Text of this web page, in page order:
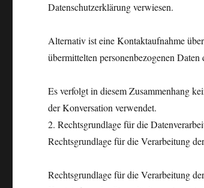
Datenschutzerklärung verwiesen.
Alternativ ist eine Kontaktaufnahme
übermittelten personenbezogenen Daten
Es verfolgt in diesem Zusammenhang
der Konversation verwendet.
2. Rechtsgrundlage für die
Rechtsgrundlage für die Verarbeitung
Rechtsgrundlage für die Verarbeitung